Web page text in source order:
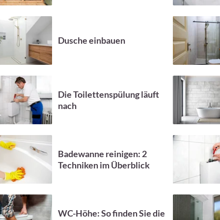
Dusche einbauen
Die Toilettenspülung läuft
nach
Badewanne reinigen: 2
Techniken im Überblick
WC-Höhe: So finden Sie die